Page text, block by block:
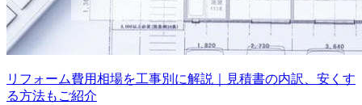
リフォーム費用相場を工事別に解説｜見積書の内訳、安くす
る方法もご紹介